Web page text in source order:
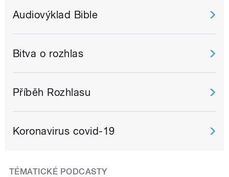
Audiovýklad Bible
Bitva o rozhlas
Příběh Rozhlasu
Koronavirus covid-19
TÉMATICKÉ PODCASTY